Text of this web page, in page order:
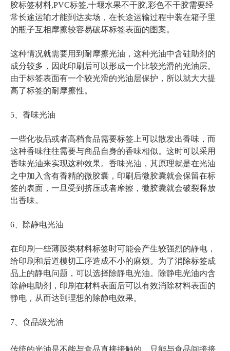
胶标签材料,PVC标签,十堰水果不干胶,彩色不干胶需要经
常长途运输才能到达卖场，在长途运输过程中装在箱子里
的瓶子互相摩擦较容易破坏标签表面的图案。
这种情况就需要用到耐摩擦光油，这种光油中含硅助剂的
成分较多，因此印刷后可以形成一个比较光滑的光油层。
由于标签表面有一个较光滑的光油层保护，所以就大大提
高了标签的耐摩擦性。
5、香味光油
一些化妆品或者高档食品需要标签上可以散发出香味，而
这种香味往往需要与商品自身的香味相似。这时可以采用
香味光油来实现这种效果。香味光油，其原理就是在光油
之中加入含有香精的微胶囊，印刷后微胶囊就会保留在标
签的表面，一旦受到挤压或者摩擦，微胶囊就会破裂释放
出香味。
6、除静电光油
在印刷一些薄膜类材料标签时可能会产生较强烈的静电，
给印刷和后道模切工序造成不小的麻烦。为了消除标签成
品上的静电问题，可以选择除静电光油。除静电光油内含
除静电助剂，印刷在材料表面后可以有效消除材料表面的
静电，从而达到理想的除静电效果。
7、食品级光油